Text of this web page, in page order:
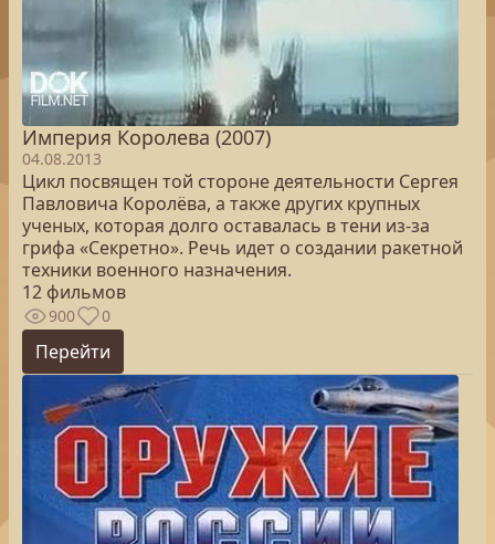
Империя Королева (2007)
04.08.2013
Цикл посвящен той стороне деятельности Сергея
Павловича Королёва, а также других крупных
ученых, которая долго оставалась в тени из-за
грифа «Секретно». Речь идет о создании ракетной
техники военного назначения.
12 фильмов
900 0
Перейти